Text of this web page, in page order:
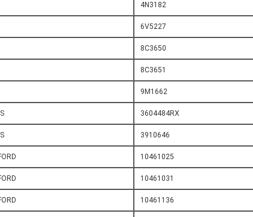
4N3182
6V5227
8C3650
8C3651
9M1662
3604484RX
3910646
10461025
10461031
10461136